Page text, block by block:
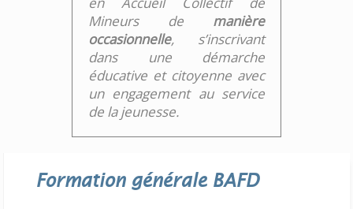
Mineurs de manière
occasionnelle, s’inscrivant
dans une démarche
éducative et citoyenne avec
un engagement au service
de la jeunesse.
Formation généraleBAFD